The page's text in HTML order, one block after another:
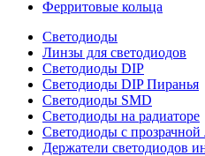
Ферритовые кольца
Светодиоды
Линзы для светодиодов
Светодиоды DIP
Светодиоды DIP Пиранья
Светодиоды SMD
Светодиоды на радиаторе
Светодиоды с прозрачной
Держатели светодиодов